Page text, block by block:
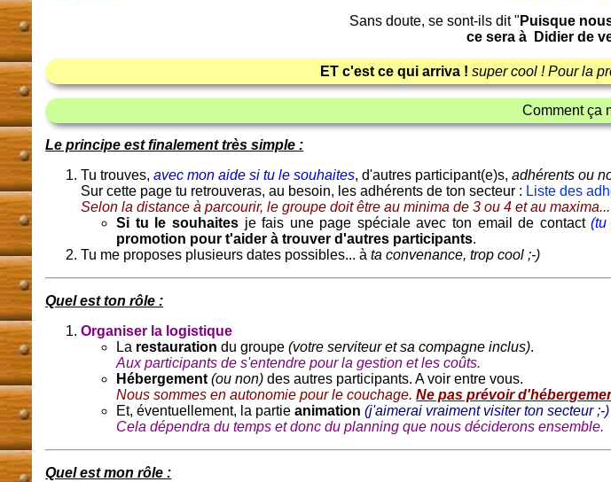
Sans doute, se sont-ils dit " Puisque
ce sera à Didier de
ET c'est ce qui arriva ! super cool ! Pour la
Comment ça
Le principe est finalement très simple :
Tu trouves,avec mon aide si tu le souhaites, d'autres participant(e)s,adhérents ou
Sur cette page tu retrouveras, au besoin, les adhérents de ton secteur : Liste des
Selon la distance à parcourir, le groupe doit être au minima de 3 ou 4 et au
Si tu le souhaitesje fais une page spéciale avec ton email de contact(tu
promotion pour t'aider à trouver d'autres participants.
Tu me proposes plusieurs dates possibles... à ta convenance, trop cool ;-)
Quel est ton rôle :
Organiser la logistique
La restauration du groupe(votre serviteur et sa compagne inclus).
Aux participants de s'entendre pour la gestion et les coûts.
Hébergement (ou non) des autres participants. A voir entre vous.
Nous sommes en autonomie pour le couchage.Ne pas prévoir
Et, éventuellement, la partieanimation(j'aimerai vraiment visiter ton secteur ;-)
Cela dépendra du temps et donc du planning que nous déciderons ensemble.
Quel est mon rôle :